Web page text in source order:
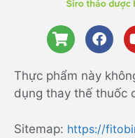
Thực phẩm này
dụng thay thế thuốc
Sitemap: https://